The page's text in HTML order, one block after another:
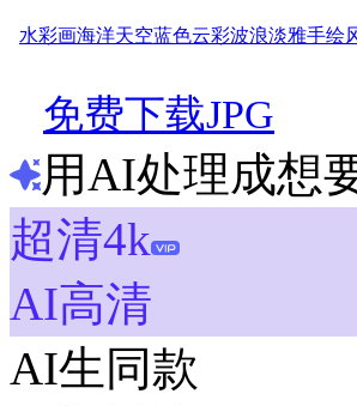
水彩画海洋天空蓝色云彩波浪淡雅手绘
免费下载JPG
用AI处理成想
超清4k
AI高清
AI生同款